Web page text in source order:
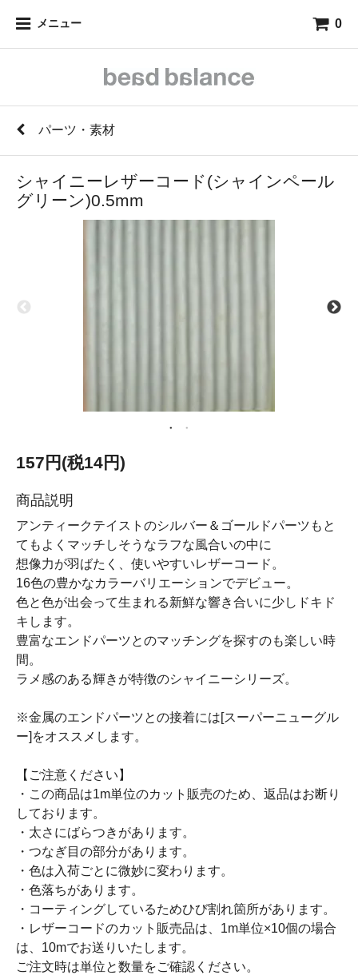
メニュー 0
パーツ・素材
シャイニーレザーコード(シャインペール
グリーン)0.5mm
157円(税14円)
商品説明
アンティークテイストのシルバー＆ゴールドパーツもと
てもよくマッチしそうなラフな風合いの中に
想像力が羽ばたく、使いやすいレザーコード。
16色の豊かなカラーバリエーションでデビュー。
色と色が出会って生まれる新鮮な響き合いに少しドキド
キします。
豊富なエンドパーツとのマッチングを探すのも楽しい時
間。
ラメ感のある輝きが特徴のシャイニーシリーズ。
※金属のエンドパーツとの接着には[スーパーニューグル
ー]をオススメします。
【ご注意ください】
・この商品は1m単位のカット販売のため、返品はお断り
しております。
・太さにばらつきがあります。
・つなぎ目の部分があります。
・色は入荷ごとに微妙に変わります。
・色落ちがあります。
・コーティングしているためひび割れ箇所があります。
・レザーコードのカット販売品は、1m単位×10個の場合
は、10mでお送りいたします。
ご注文時は単位と数量をご確認ください。